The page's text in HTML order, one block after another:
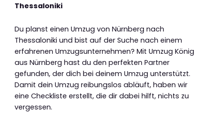
Thessaloniki
Du planst einen Umzug von Nürnberg nach
Thessaloniki und bist auf der Suche nach einem
erfahrenen Umzugsunternehmen? Mit Umzug König
aus Nürnberg hast du den perfekten Partner
gefunden, der dich bei deinem Umzug unterstützt.
Damit dein Umzug reibungslos abläuft, haben wir
eine Checkliste erstellt, die dir dabei hilft, nichts zu
vergessen.